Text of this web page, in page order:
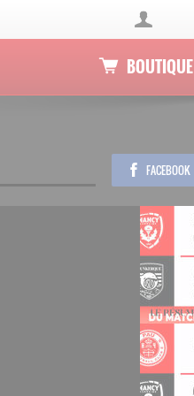
BOUTIQUE
FACEBOOK